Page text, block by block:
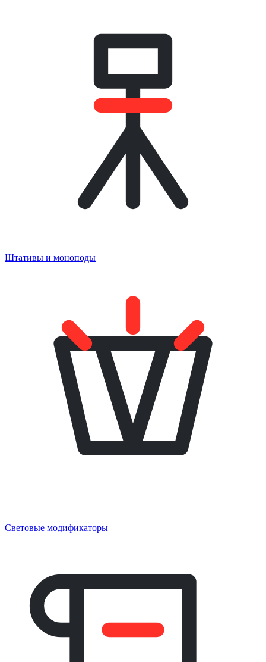
Штативы и моноподы
Световые модификаторы